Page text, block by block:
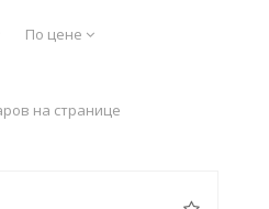
По цене
на странице